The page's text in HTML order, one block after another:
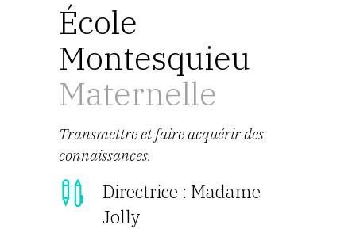
École
Montesquieu
Maternelle
Transmettre et faire acquérir des
connaissances.
Directrice : Madame
Jolly